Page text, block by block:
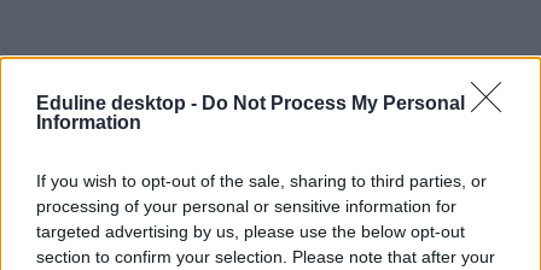
Eduline desktop - Do Not Process My Personal
Information
If you wish to opt-out of the sale, sharing to third parties, or
processing of your personal or sensitive information for
targeted advertising by us, please use the below opt-out
section to confirm your selection. Please note that after your
#ismerkedés